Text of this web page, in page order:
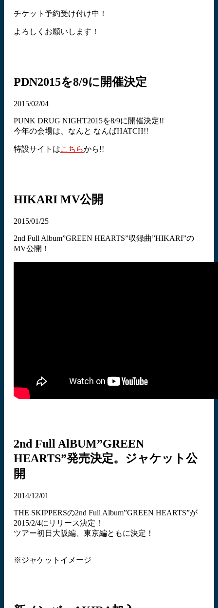
チケット予約受け付け中！
よろしくお願いします！
PDN2015を8/9に開催決定
2015/02/04
PUNK DRUG NIGHT2015を8/9に開催決定!!
今年の会場は、なんと なんばHATCH!!
特設サイトはこちらから!!
HIKARI MV公開
2015/01/25
2nd Full Album”GREEN HEARTS”収録曲”HIKARI”の
MV公開！
2nd Full AlBUM”GREEN
HEARTS”発売決定。ジャケット公
開
2014/12/01
THE SKIPPERSの2nd Full Album”GREEN HEARTS”が
2015/2/4にリリース決定！
ツアー初日大阪編、東京編ともに決定！
※ジャケットイメージ